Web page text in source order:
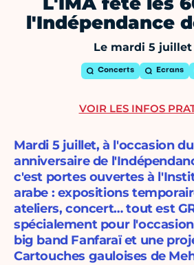
l'Indépendance
Le mardi 5 juillet
Concerts Ecrans
Mardi 5 juillet, à l'occasion
anniversaire de
c'est portes ouvertes à
arabe : expositions
ateliers, concert… tout est
spécialement pour
big band Fanfaraï et une
Cartouches gauloises de
VOIR LES INFOS